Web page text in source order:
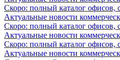
Скоро: полный каталог офисов,
Актуальные новости
Скоро: полный каталог офисов,
Актуальные новости
Скоро: полный каталог офисов,
Актуальные новости